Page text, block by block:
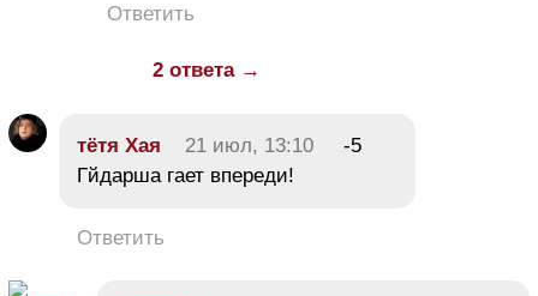
Ответить
2 ответа →
тётя Хая 21 июл, 13:10
-5
Гйдарша гает впереди!
Ответить